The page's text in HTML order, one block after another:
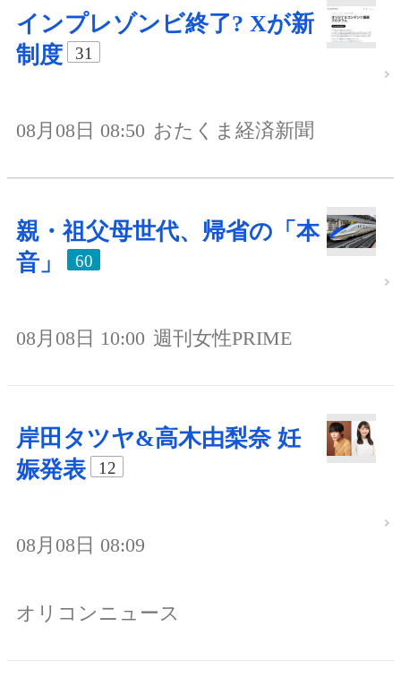
インプレゾンビ終了? Xが新
制度
31
08月08日 08:50 おたくま経済新聞
親・祖父母世代、帰省の「本
音」
60
08月08日 10:00 週刊女性PRIME
岸田タツヤ&高木由梨奈 妊
娠発表
12
08月08日 08:09
オリコンニュース